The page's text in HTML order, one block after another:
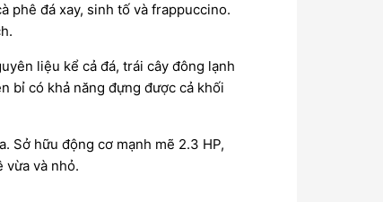
phê đá xay, sinh tố và frappuccino.
liệu kể cả đá, trái cây đông lạnh
bỉ có khả năng đựng được cả khối
Sở hữu động cơ mạnh mẽ 2.3 HP,
vừa và nhỏ.